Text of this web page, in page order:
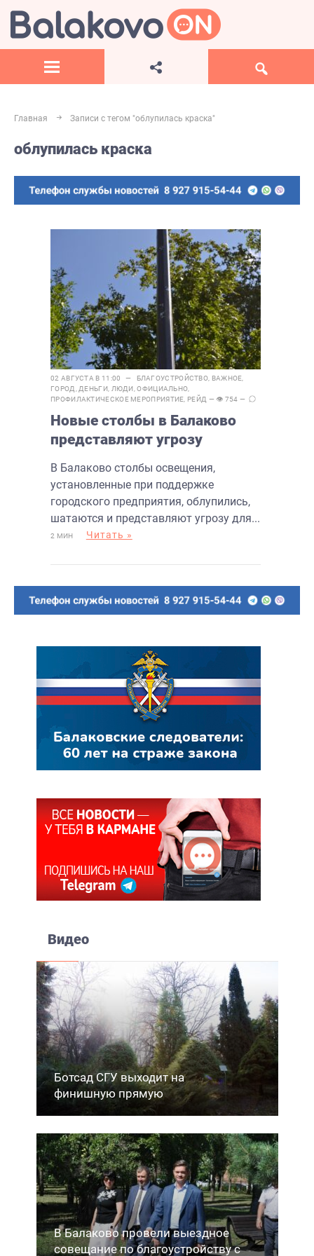
Главная Записи с тегом "облупилась краска"
облупилась краска
02 АВГУСТА В 11:00 — БЛАГОУСТРОЙСТВО ВАЖНОЕ
ГОРОД
ДЕНЬГИ, ЛЮДИ ,ОФИЦИАЛЬНО
ПРОФИЛАКТИЧЕСКОЕ МЕРОПРИЯТИЕ РЕЙД — 👁 754 —
Новые столбы в Балаково
представляют угрозу
В Балаково столбы освещения,
установленные при поддержке
городского предприятия, облупились,
шатаются и представляют угрозу для...
2 МИН Читать »
Видео
Ботсад СГУ выходит на
финишную прямую
В Балаково провели выездное
совещание по благоустройству с